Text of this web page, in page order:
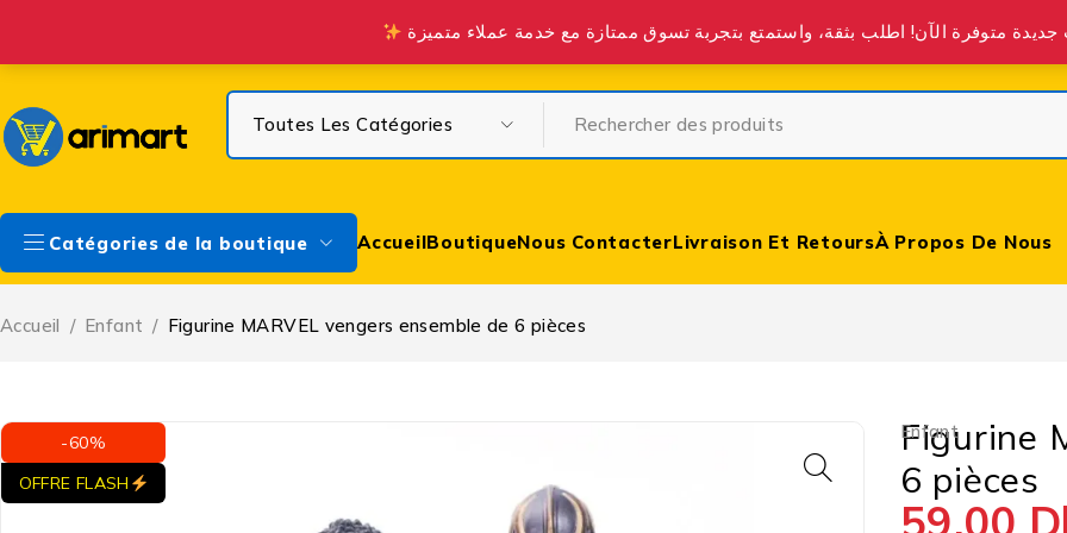
Profitez de la Livraison gratuite à partir de 300 DH sur Casa & à partir de 400 DH partout au Maroc.
Catégories de la boutique AccueilBoutiqueNous ContacterLivraison Et RetoursÀ Propos De Nous
Accueil / Enfant / Figurine MARVEL vengers ensemble de 6 pièces
-60%
OFFRE FLASH
Enfant
Figurine
6 pièces
59,00